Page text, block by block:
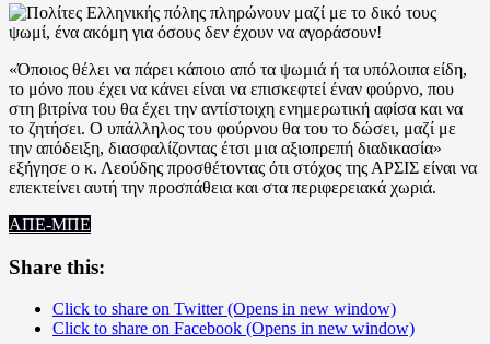
«Όποιος θέλει να πάρει κάποιο από τα ψωμιά ή τα υπόλοιπα είδη,
το μόνο που έχει να κάνει είναι να επισκεφτεί έναν φούρνο, που
στη βιτρίνα του θα έχει την αντίστοιχη ενημερωτική αφίσα και να
το ζητήσει. Ο υπάλληλος του φούρνου θα του το δώσει, μαζί με
την απόδειξη, διασφαλίζοντας έτσι μια αξιοπρεπή διαδικασία»
εξήγησε ο κ. Λεούδης προσθέτοντας ότι στόχος της ΑΡΣΙΣ είναι να
επεκτείνει αυτή την προσπάθεια και στα περιφερειακά χωριά.
ΑΠΕ-ΜΠΕ
Share this:
Click to share on Twitter (Opens in new window)
Click to share on Facebook (Opens in new window)